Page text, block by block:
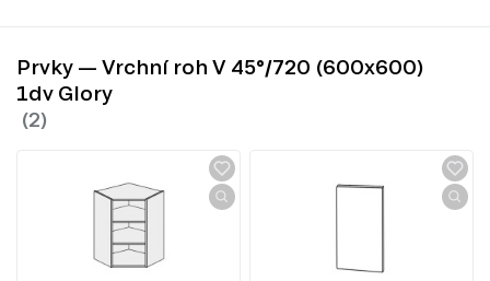
Prvky — Vrchní roh V 45°/720 (600x600)
1dv Glory